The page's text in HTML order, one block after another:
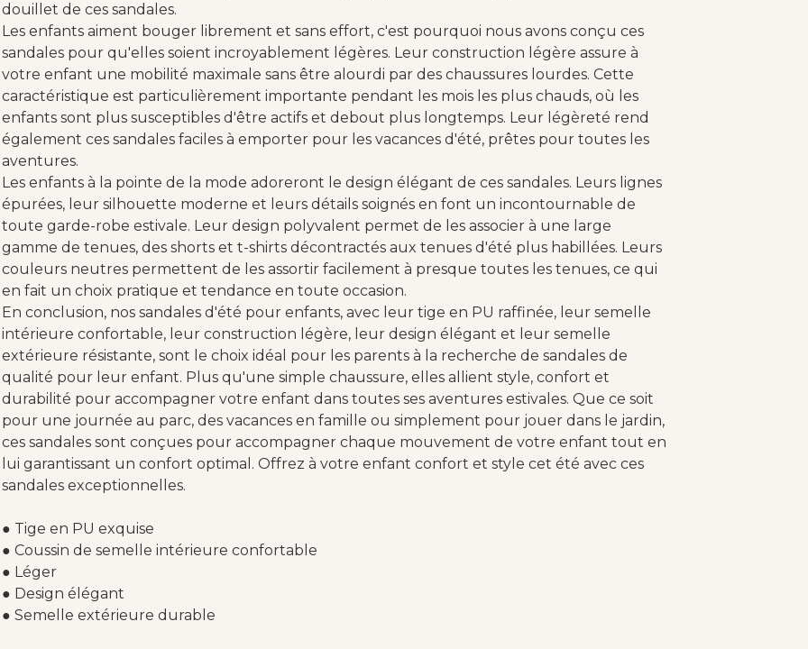
douillet de ces sandales.
Les enfants aiment bouger librement et sans effort, c'est pourquoi nous avons conçu ces
sandales pour qu'elles soient incroyablement légères. Leur construction légère assure à
votre enfant une mobilité maximale sans être alourdi par des chaussures lourdes. Cette
caractéristique est particulièrement importante pendant les mois les plus chauds, où les
enfants sont plus susceptibles d'être actifs et debout plus longtemps. Leur légèreté rend
également ces sandales faciles à emporter pour les vacances d'été, prêtes pour toutes les
aventures.
Les enfants à la pointe de la mode adoreront le design élégant de ces sandales. Leurs lignes
épurées, leur silhouette moderne et leurs détails soignés en font un incontournable de
toute garde-robe estivale. Leur design polyvalent permet de les associer à une large
gamme de tenues, des shorts et t-shirts décontractés aux tenues d'été plus habillées. Leurs
couleurs neutres permettent de les assortir facilement à presque toutes les tenues, ce qui
en fait un choix pratique et tendance en toute occasion.
En conclusion, nos sandales d'été pour enfants, avec leur tige en PU raffinée, leur semelle
intérieure confortable, leur construction légère, leur design élégant et leur semelle
extérieure résistante, sont le choix idéal pour les parents à la recherche de sandales de
qualité pour leur enfant. Plus qu'une simple chaussure, elles allient style, confort et
durabilité pour accompagner votre enfant dans toutes ses aventures estivales. Que ce soit
pour une journée au parc, des vacances en famille ou simplement pour jouer dans le jardin,
ces sandales sont conçues pour accompagner chaque mouvement de votre enfant tout en
lui garantissant un confort optimal. Offrez à votre enfant confort et style cet été avec ces
sandales exceptionnelles.
● Tige en PU exquise
● Coussin de semelle intérieure confortable
● Léger
● Design élégant
● Semelle extérieure durable